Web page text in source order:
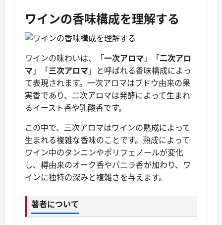
ワインの香味構成を理解する
ワインの味わいは、「一次アロマ 」「二次アロ
マ 」「三次アロマ 」と呼ばれる香味構成によっ
て表現されます。一次アロマはブドウ由来の果
実香であり、二次アロマは発酵によって生まれ
るイースト香や乳酸香です。
この中で、三次アロマはワインの熟成によって
生まれる複雑な香味のことです。熟成によって
ワイン中のタンニンやポリフェノールが変化
し、樽由来のオーク香やバニラ香が加わり、ワ
インに独特の深みと複雑さを与えます。
著者について